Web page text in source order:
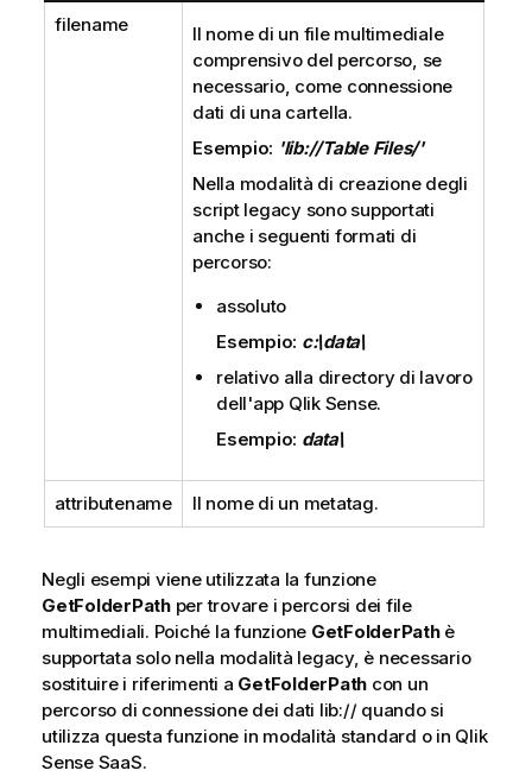
filename
Il nome di un file multimediale
comprensivo del percorso, se
necessario, come connessione
dati di una cartella.
Esempio: 'lib://Table Files/'
Nella modalità di creazione degli
script legacy sono supportati
anche i seguenti formati di
percorso:
assoluto
Esempio: c:\data\
relativo alla directory di lavoro
dell'app Qlik Sense.
Esempio: data\
attributename Il nome di un metatag.
Negli esempi viene utilizzata la funzione
GetFolderPathper trovare i percorsi dei file
multimediali. Poiché la funzione GetFolderPathè
supportata solo nella modalità legacy, è necessario
sostituire i riferimenti a GetFolderPath con un
percorso di connessione dei dati lib:// quando si
utilizza questa funzione in modalità standard o in Qlik
Sense SaaS.